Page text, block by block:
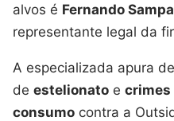
alvos é Fernando
representante legal da
A especializada apura
de estelionato e crimes
consumo contra a